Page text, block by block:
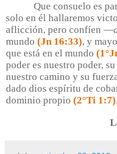
Que consuelo es
solo en él hallaremos
aflicción, pero confíen —
mundo (Jn 16:33), y
que está en el mundo
poder es nuestro poder,
nuestro camino y su
dado dios espíritu de
dominio propio (2°Ti 1:7).